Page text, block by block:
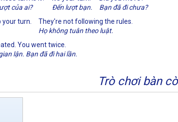
của ai?
Đến lượt bạn.
Bạn đã đi chưa?
turn.
They're not following the rules.
Họ không tuân theo luật.
You went twice.
lận. Bạn đã đi hai lần.
Trò chơi bàn cờ